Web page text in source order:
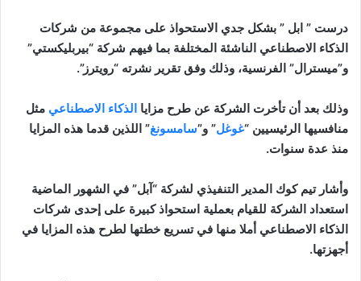
درست ” ابل ” بشكل جدي الاستحواذ على مجموعة من شركات
الذكاء الاصطناعي الناشئة المختلفة بما فيهم شركة “بيربليكستي”
و”ميسترال” الفرنسية، وذلك وفق تقرير نشرته “رويترز”.
وذلك بعد أن تأخرت الشركة عن طرح مزايا الذكاء الاصطناعي مثل
منافسيها الرئيسيين “غوغل” و”سامسونغ” اللذين قدما هذه المزايا
منذ عدة سنوات.
وأشار تيم كوك المدير التنفيذي لشركة “آبل” في الشهور الماضية
استعداد الشركة للقيام بعملية استحواذ كبيرة على إحدى شركات
الذكاء الاصطناعي أملا منها في تسريع خطتها لطرح هذه المزايا في
أجهزتها.